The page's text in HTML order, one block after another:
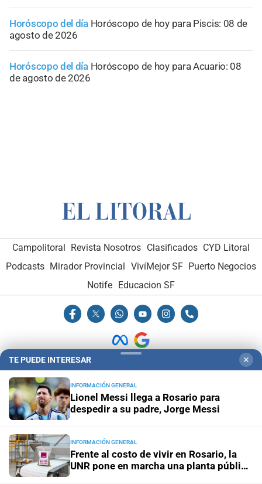
Horóscopo del día Horóscopo de hoy para Piscis: 08 de
agosto de 2026
Horóscopo del día Horóscopo de hoy para Acuario: 08
de agosto de 2026
Campolitoral Revista Nosotros Clasificados CYD Litoral
Podcasts Mirador Provincial VivíMejor SF Puerto Negocios
Notife
Educacion SF
Hemeroteca Digital (1930-1979)
Administración y Publicidad - Elementos institucionales
Opcionales con El Litoral -MediaKit
El Litoral es miembro de:
TE PUEDE INTERESAR ✕
INFORMACIÓN GENERAL
Lionel Messi llega a Rosario para
despedir a su padre, Jorge Messi
INFORMACIÓN GENERAL
Frente al costo de vivir en Rosario, la
UNR pone en marcha una planta pública